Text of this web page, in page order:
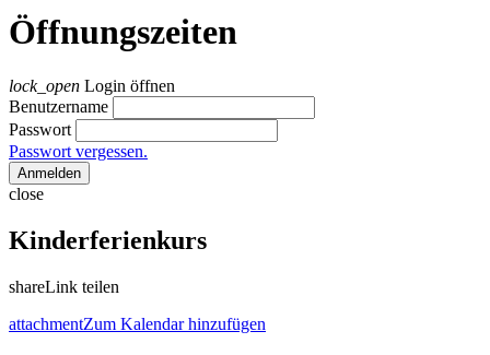
Öffnungszeiten
lock_open Login öffnen
Benutzername
Passwort
Passwort vergessen.
Anmelden
close
Kinderferienkurs
shareLink teilen
attachmentZum Kalendar hinzufügen